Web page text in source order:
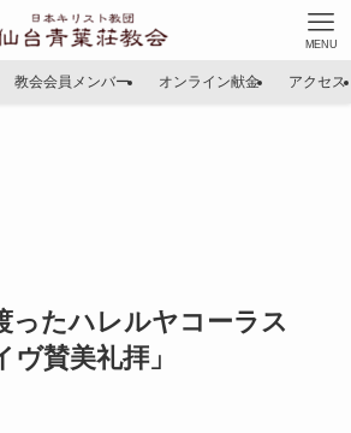
MENU
教会会員メンバー オンライン献金 アクセス
ったハレルヤコーラス
ヴ賛美礼拝」